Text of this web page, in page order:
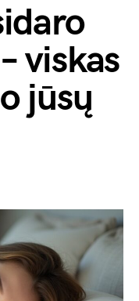
viskas
jūsų